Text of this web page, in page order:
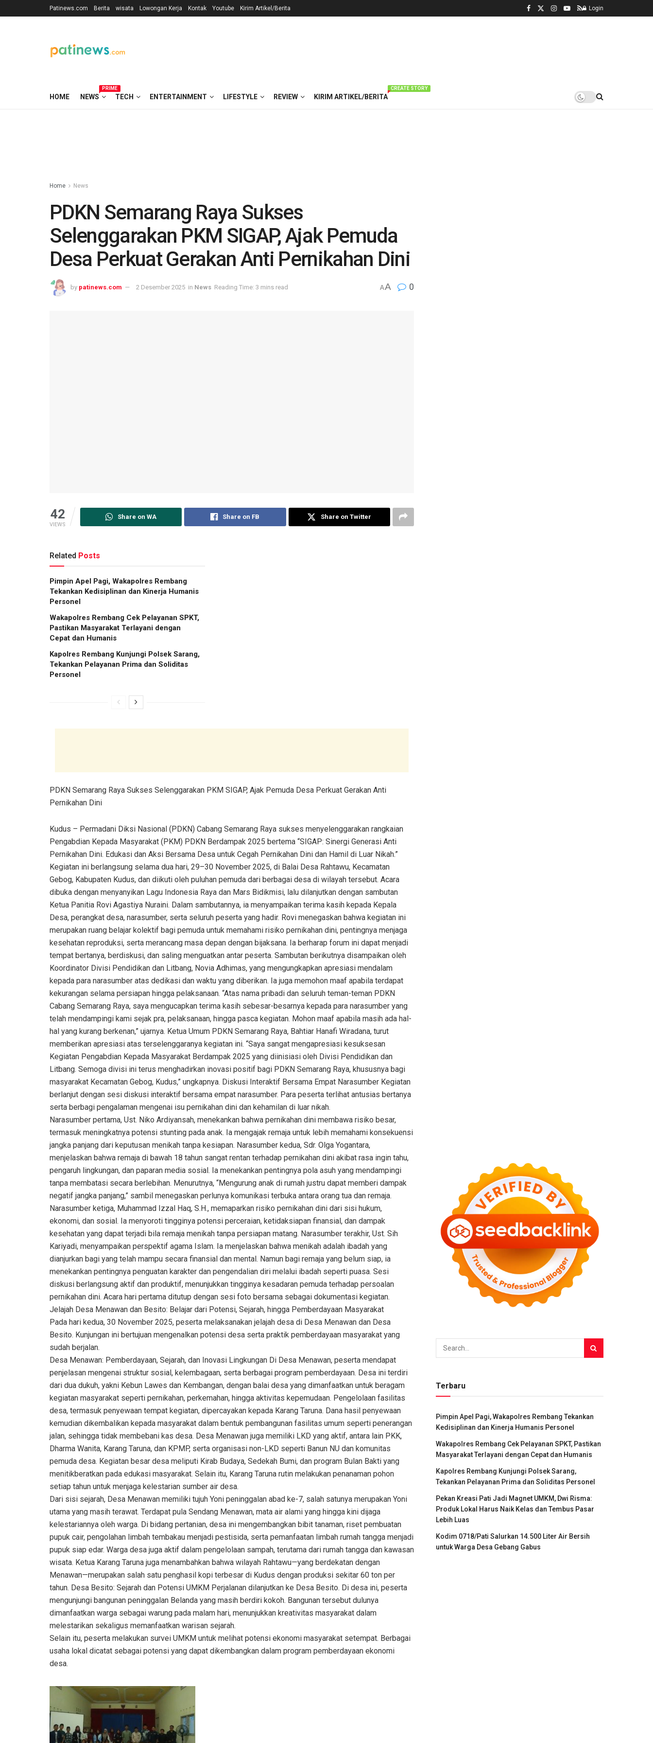
Patinews.com Berita wisata Lowongan Kerja Kontak Youtube Kirim Artikel/Berita Login
HOME NEWS
PRIME
TECH ENTERTAINMENT LIFESTYLE REVIEW KIRIM ARTIKEL/BERITA
CREATE STORY
Home News
PDKN Semarang Raya Sukses
Selenggarakan PKM SIGAP, Ajak Pemuda
Desa Perkuat Gerakan Anti Pernikahan Dini
by patinews.com 2 Desember 2025 in News Reading Time: 3 mins read AA 0
42
VIEWS
Share on WA Share on FB Share on Twitter
Related Posts
Pimpin Apel Pagi, Wakapolres Rembang
Tekankan Kedisiplinan dan Kinerja Humanis
Personel
Wakapolres Rembang Cek Pelayanan SPKT,
Pastikan Masyarakat Terlayani dengan
Cepat dan Humanis
Kapolres Rembang Kunjungi Polsek Sarang,
Tekankan Pelayanan Prima dan Soliditas
Personel
PDKN Semarang Raya Sukses Selenggarakan PKM SIGAP, Ajak Pemuda Desa Perkuat Gerakan Anti
Pernikahan Dini
Kudus – Permadani Diksi Nasional (PDKN) Cabang Semarang Raya sukses menyelenggarakan rangkaian
Pengabdian Kepada Masyarakat (PKM) PDKN Berdampak 2025 bertema “SIGAP: Sinergi Generasi Anti
Pernikahan Dini. Edukasi dan Aksi Bersama Desa untuk Cegah Pernikahan Dini dan Hamil di Luar Nikah.”
Kegiatan ini berlangsung selama dua hari, 29–30 November 2025, di Balai Desa Rahtawu, Kecamatan
Gebog, Kabupaten Kudus, dan diikuti oleh puluhan pemuda dari berbagai desa di wilayah tersebut. Acara
dibuka dengan menyanyikan Lagu Indonesia Raya dan Mars Bidikmisi, lalu dilanjutkan dengan sambutan
Ketua Panitia Rovi Agastiya Nuraini. Dalam sambutannya, ia menyampaikan terima kasih kepada Kepala
Desa, perangkat desa, narasumber, serta seluruh peserta yang hadir. Rovi menegaskan bahwa kegiatan ini
merupakan ruang belajar kolektif bagi pemuda untuk memahami risiko pernikahan dini, pentingnya menjaga
kesehatan reproduksi, serta merancang masa depan dengan bijaksana. Ia berharap forum ini dapat menjadi
tempat bertanya, berdiskusi, dan saling menguatkan antar peserta. Sambutan berikutnya disampaikan oleh
Koordinator Divisi Pendidikan dan Litbang, Novia Adhimas, yang mengungkapkan apresiasi mendalam
kepada para narasumber atas dedikasi dan waktu yang diberikan. Ia juga memohon maaf apabila terdapat
kekurangan selama persiapan hingga pelaksanaan. “Atas nama pribadi dan seluruh teman-teman PDKN
Cabang Semarang Raya, saya mengucapkan terima kasih sebesar-besarnya kepada para narasumber yang
telah mendampingi kami sejak pra, pelaksanaan, hingga pasca kegiatan. Mohon maaf apabila masih ada hal-
hal yang kurang berkenan,” ujarnya. Ketua Umum PDKN Semarang Raya, Bahtiar Hanafi Wiradana, turut
memberikan apresiasi atas terselenggaranya kegiatan ini. “Saya sangat mengapresiasi kesuksesan
Kegiatan Pengabdian Kepada Masyarakat Berdampak 2025 yang diinisiasi oleh Divisi Pendidikan dan
Litbang. Semoga divisi ini terus menghadirkan inovasi positif bagi PDKN Semarang Raya, khususnya bagi
masyarakat Kecamatan Gebog, Kudus,” ungkapnya. Diskusi Interaktif Bersama Empat Narasumber Kegiatan
berlanjut dengan sesi diskusi interaktif bersama empat narasumber. Para peserta terlihat antusias bertanya
serta berbagi pengalaman mengenai isu pernikahan dini dan kehamilan di luar nikah.
Narasumber pertama, Ust. Niko Ardiyansah, menekankan bahwa pernikahan dini membawa risiko besar,
termasuk meningkatnya potensi stunting pada anak. Ia mengajak remaja untuk lebih memahami konsekuensi
jangka panjang dari keputusan menikah tanpa kesiapan. Narasumber kedua, Sdr. Olga Yogantara,
menjelaskan bahwa remaja di bawah 18 tahun sangat rentan terhadap pernikahan dini akibat rasa ingin tahu,
pengaruh lingkungan, dan paparan media sosial. Ia menekankan pentingnya pola asuh yang mendampingi
tanpa membatasi secara berlebihan. Menurutnya, “Mengurung anak di rumah justru dapat memberi dampak
negatif jangka panjang,” sambil menegaskan perlunya komunikasi terbuka antara orang tua dan remaja.
Narasumber ketiga, Muhammad Izzal Haq, S.H., memaparkan risiko pernikahan dini dari sisi hukum,
ekonomi, dan sosial. Ia menyoroti tingginya potensi perceraian, ketidaksiapan finansial, dan dampak
kesehatan yang dapat terjadi bila remaja menikah tanpa persiapan matang. Narasumber terakhir, Ust. Sih
Kariyadi, menyampaikan perspektif agama Islam. Ia menjelaskan bahwa menikah adalah ibadah yang
dianjurkan bagi yang telah mampu secara finansial dan mental. Namun bagi remaja yang belum siap, ia
menekankan pentingnya penguatan karakter dan pengendalian diri melalui ibadah seperti puasa. Sesi
diskusi berlangsung aktif dan produktif, menunjukkan tingginya kesadaran pemuda terhadap persoalan
pernikahan dini. Acara hari pertama ditutup dengan sesi foto bersama sebagai dokumentasi kegiatan.
Jelajah Desa Menawan dan Besito: Belajar dari Potensi, Sejarah, hingga Pemberdayaan Masyarakat
Pada hari kedua, 30 November 2025, peserta melaksanakan jelajah desa di Desa Menawan dan Desa
Besito. Kunjungan ini bertujuan mengenalkan potensi desa serta praktik pemberdayaan masyarakat yang
sudah berjalan.
Desa Menawan: Pemberdayaan, Sejarah, dan Inovasi Lingkungan Di Desa Menawan, peserta mendapat
penjelasan mengenai struktur sosial, kelembagaan, serta berbagai program pemberdayaan. Desa ini terdiri
dari dua dukuh, yakni Kebun Lawes dan Kembangan, dengan balai desa yang dimanfaatkan untuk beragam
kegiatan masyarakat seperti pernikahan, perkemahan, hingga aktivitas kepemudaan. Pengelolaan fasilitas
desa, termasuk penyewaan tempat kegiatan, dipercayakan kepada Karang Taruna. Dana hasil penyewaan
kemudian dikembalikan kepada masyarakat dalam bentuk pembangunan fasilitas umum seperti penerangan
jalan, sehingga tidak membebani kas desa. Desa Menawan juga memiliki LKD yang aktif, antara lain PKK,
Dharma Wanita, Karang Taruna, dan KPMP, serta organisasi non-LKD seperti Banun NU dan komunitas
pemuda desa. Kegiatan besar desa meliputi Kirab Budaya, Sedekah Bumi, dan program Bulan Bakti yang
menitikberatkan pada edukasi masyarakat. Selain itu, Karang Taruna rutin melakukan penanaman pohon
setiap tahun untuk menjaga kelestarian sumber air desa.
Dari sisi sejarah, Desa Menawan memiliki tujuh Yoni peninggalan abad ke-7, salah satunya merupakan Yoni
utama yang masih terawat. Terdapat pula Sendang Menawan, mata air alami yang hingga kini dijaga
kelestariannya oleh warga. Di bidang pertanian, desa ini mengembangkan bibit tanaman, riset pembuatan
pupuk cair, pengolahan limbah tembakau menjadi pestisida, serta pemanfaatan limbah rumah tangga menjadi
pupuk siap edar. Warga desa juga aktif dalam pengelolaan sampah, terutama dari rumah tangga dan kawasan
wisata. Ketua Karang Taruna juga menambahkan bahwa wilayah Rahtawu—yang berdekatan dengan
Menawan—merupakan salah satu penghasil kopi terbesar di Kudus dengan produksi sekitar 60 ton per
tahun. Desa Besito: Sejarah dan Potensi UMKM Perjalanan dilanjutkan ke Desa Besito. Di desa ini, peserta
mengunjungi bangunan peninggalan Belanda yang masih berdiri kokoh. Bangunan tersebut dulunya
dimanfaatkan warga sebagai warung pada malam hari, menunjukkan kreativitas masyarakat dalam
melestarikan sekaligus memanfaatkan warisan sejarah.
Selain itu, peserta melakukan survei UMKM untuk melihat potensi ekonomi masyarakat setempat. Berbagai
usaha lokal dicatat sebagai potensi yang dapat dikembangkan dalam program pemberdayaan ekonomi
desa.
Terbaru
Pimpin Apel Pagi, Wakapolres Rembang Tekankan
Kedisiplinan dan Kinerja Humanis Personel
Wakapolres Rembang Cek Pelayanan SPKT, Pastikan
Masyarakat Terlayani dengan Cepat dan Humanis
Kapolres Rembang Kunjungi Polsek Sarang,
Tekankan Pelayanan Prima dan Soliditas Personel
Pekan Kreasi Pati Jadi Magnet UMKM, Dwi Risma:
Produk Lokal Harus Naik Kelas dan Tembus Pasar
Lebih Luas
Kodim 0718/Pati Salurkan 14.500 Liter Air Bersih
untuk Warga Desa Gebang Gabus